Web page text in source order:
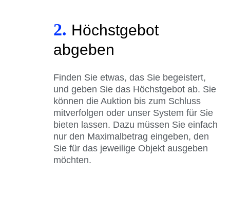
2. Höchstgebot
abgeben
Finden Sie etwas, das Sie begeistert,
und geben Sie das Höchstgebot ab. Sie
können die Auktion bis zum Schluss
mitverfolgen oder unser System für Sie
bieten lassen. Dazu müssen Sie einfach
nur den Maximalbetrag eingeben, den
Sie für das jeweilige Objekt ausgeben
möchten.